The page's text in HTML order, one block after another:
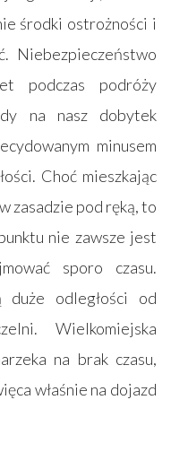
środki ostrożności i
Niebezpieczeństwo
podczas podróży
na nasz dobytek
minusem
Choć mieszkając
zasadzie pod ręką, to
nie zawsze jest
sporo czasu.
duże odległości od
Wielkomiejska
na brak czasu,
właśnie na dojazd